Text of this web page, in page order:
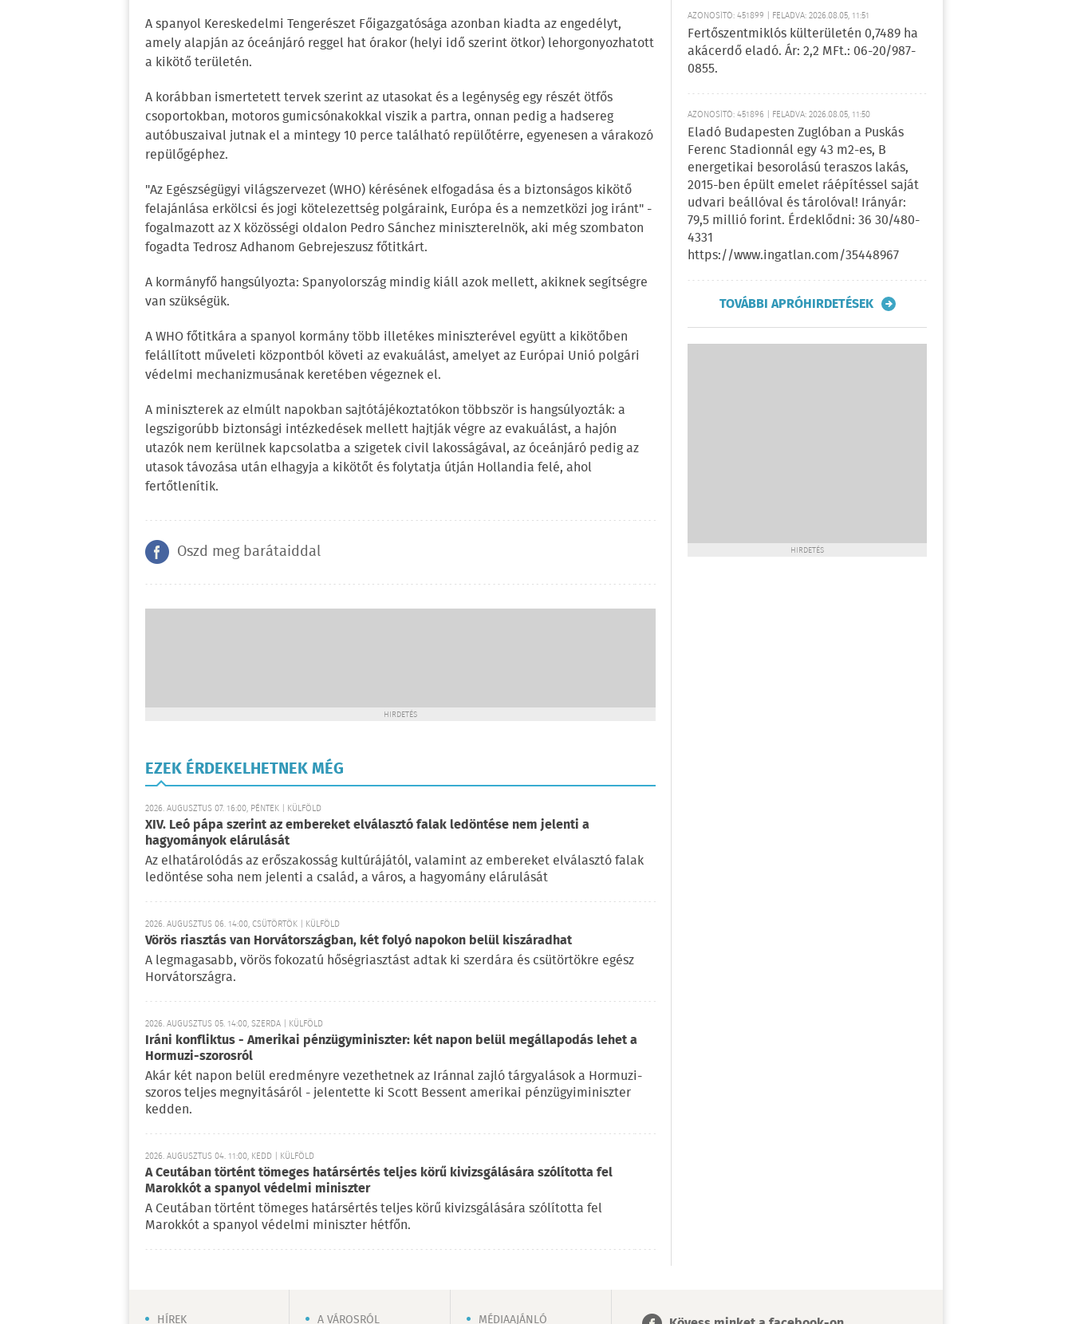
A spanyol Kereskedelmi Tengerészet Főigazgatósága azonban kiadta az engedélyt,
amely alapján az óceánjáró reggel hat órakor (helyi idő szerint ötkor) lehorgonyozhatott
a kikötő területén.
A korábban ismertetett tervek szerint az utasokat és a legénység egy részét ötfős
csoportokban, motoros gumicsónakokkal viszik a partra, onnan pedig a hadsereg
autóbuszaival jutnak el a mintegy 10 perce található repülőtérre, egyenesen a várakozó
repülőgéphez.
"Az Egészségügyi világszervezet (WHO) kérésének elfogadása és a biztonságos kikötő
felajánlása erkölcsi és jogi kötelezettség polgáraink, Európa és a nemzetközi jog iránt" -
fogalmazott az X közösségi oldalon Pedro Sánchez miniszterelnök, aki még szombaton
fogadta Tedrosz Adhanom Gebrejeszusz főtitkárt.
A kormányfő hangsúlyozta: Spanyolország mindig kiáll azok mellett, akiknek segítségre
van szükségük.
A WHO főtitkára a spanyol kormány több illetékes miniszterével együtt a kikötőben
felállított műveleti központból követi az evakuálást, amelyet az Európai Unió polgári
védelmi mechanizmusának keretében végeznek el.
A miniszterek az elmúlt napokban sajtótájékoztatókon többször is hangsúlyozták: a
legszigorúbb biztonsági intézkedések mellett hajtják végre az evakuálást, a hajón
utazók nem kerülnek kapcsolatba a szigetek civil lakosságával, az óceánjáró pedig az
utasok távozása után elhagyja a kikötőt és folytatja útján Hollandia felé, ahol
fertőtlenítik.
Oszd meg barátaiddal
HIRDETÉS
EZEK ÉRDEKELHETNEK MÉG
2026. AUGUSZTUS 07. 16:00, PÉNTEK | KÜLFÖLD
XIV. Leó pápa szerint az embereket elválasztó falak ledöntése nem jelenti a
hagyományok elárulását
Az elhatárolódás az erőszakosság kultúrájától, valamint az embereket elválasztó falak
ledöntése soha nem jelenti a család, a város, a hagyomány elárulását
2026. AUGUSZTUS 06. 14:00, CSÜTÖRTÖK | KÜLFÖLD
Vörös riasztás van Horvátországban, két folyó napokon belül kiszáradhat
A legmagasabb, vörös fokozatú hőségriasztást adtak ki szerdára és csütörtökre egész
Horvátországra.
2026. AUGUSZTUS 05. 14:00, SZERDA | KÜLFÖLD
Iráni konfliktus - Amerikai pénzügyminiszter: két napon belül megállapodás lehet a
Hormuzi-szorosról
Akár két napon belül eredményre vezethetnek az Iránnal zajló tárgyalások a Hormuzi-
szoros teljes megnyitásáról - jelentette ki Scott Bessent amerikai pénzügyiminiszter
kedden.
2026. AUGUSZTUS 04. 11:00, KEDD | KÜLFÖLD
A Ceutában történt tömeges határsértés teljes körű kivizsgálására szólította fel
Marokkót a spanyol védelmi miniszter
A Ceutában történt tömeges határsértés teljes körű kivizsgálására szólította fel
Marokkót a spanyol védelmi miniszter hétfőn.
AZONOSÍTÓ: 451899 | FELADVA: 2026.08.05, 11:51
Fertőszentmiklós külterületén 0,7489 ha
akácerdő eladó. Ár: 2,2 MFt.: 06-20/987-
0855.
AZONOSÍTÓ: 451896 | FELADVA: 2026.08.05, 11:50
Eladó Budapesten Zuglóban a Puskás
Ferenc Stadionnál egy 43 m2-es, B
energetikai besorolású teraszos lakás,
2015-ben épült emelet ráépítéssel saját
udvari beállóval és tárolóval! Irányár:
79,5 millió forint. Érdeklődni: 36 30/480-
4331
https://www.ingatlan.com/35448967
TOVÁBBI APRÓHIRDETÉSEK
HIRDETÉS
HÍREK A VÁROSRÓL MÉDIAAJÁNLÓ